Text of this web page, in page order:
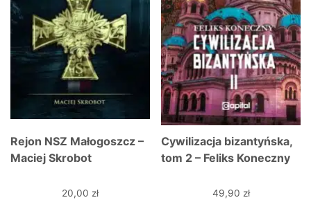
Rejon NSZ Małogoszcz –
Maciej Skrobot
20,00 zł
Cywilizacja bizantyńska,
tom 2 – Feliks Koneczny
49,90 zł